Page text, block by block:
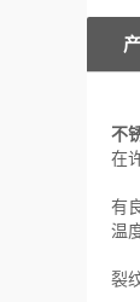
不
在
有
温
裂